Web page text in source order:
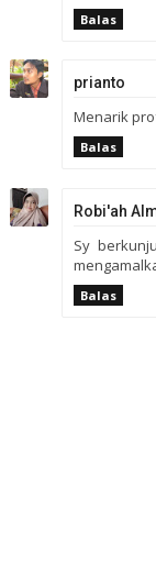
Balas
prianto
Menarik
Balas
Robi'ah
Sy
Balas